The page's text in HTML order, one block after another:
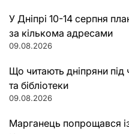
У Дніпрі 10-14 серпня
за кількома адресами
09.08.2026
Що читають дніпряни під
та бібліотеки
09.08.2026
Марганець попрощався